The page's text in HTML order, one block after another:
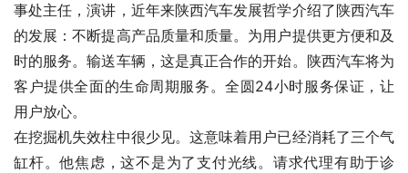
事处主任，演讲，近年来陕西汽车发展哲学介绍了陕西汽车
的发展：不断提高产品质量和质量。为用户提供更方便和及
时的服务。输送车辆，这是真正合作的开始。陕西汽车将为
客户提供全面的生命周期服务。全圆24小时服务保证，让
用户放心。
在挖掘机失效柱中很少见。这意味着用户已经消耗了三个气
缸杆。他焦虑，这不是为了支付光线。请求代理有助于诊